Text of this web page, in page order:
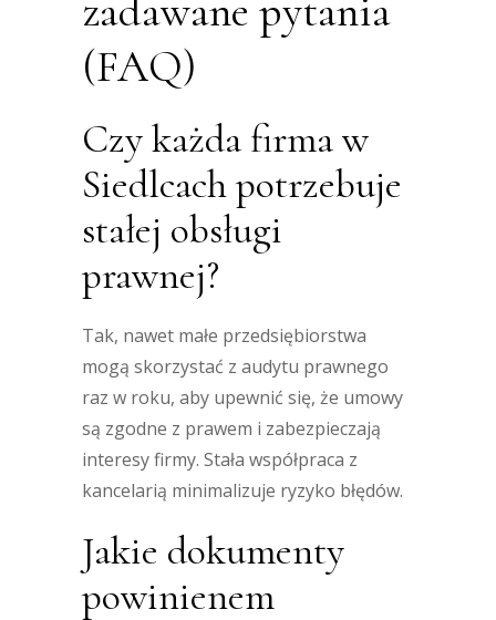
zadawane pytania
(FAQ)
Czy każda firma w
Siedlcach potrzebuje
stałej obsługi
prawnej?
Tak, nawet małe przedsiębiorstwa
mogą skorzystać z audytu prawnego
raz w roku, aby upewnić się, że umowy
są zgodne z prawem i zabezpieczają
interesy firmy. Stała współpraca z
kancelarią minimalizuje ryzyko błędów.
Jakie dokumenty
powinienem